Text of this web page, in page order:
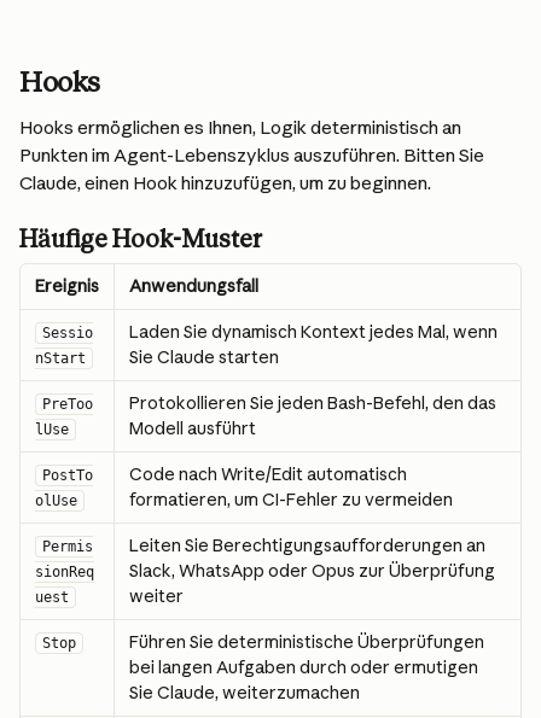
Hooks
Hooks ermöglichen es Ihnen, Logik deterministisch an
Punkten im Agent-Lebenszyklus auszuführen. Bitten Sie
Claude, einen Hook hinzuzufügen, um zu beginnen.
Häufige Hook-Muster
Ereignis Anwendungsfall
Sessio
nStart
Laden Sie dynamisch Kontext jedes Mal, wenn
Sie Claude starten
PreToo
lUse
Protokollieren Sie jeden Bash-Befehl, den das
Modell ausführt
PostTo
olUse
Code nach Write/Edit automatisch
formatieren, um CI-Fehler zu vermeiden
Permis
sionReq
uest
Leiten Sie Berechtigungsaufforderungen an
Slack, WhatsApp oder Opus zur Überprüfung
weiter
Stop
Führen Sie deterministische Überprüfungen
bei langen Aufgaben durch oder ermutigen
Sie Claude, weiterzumachen